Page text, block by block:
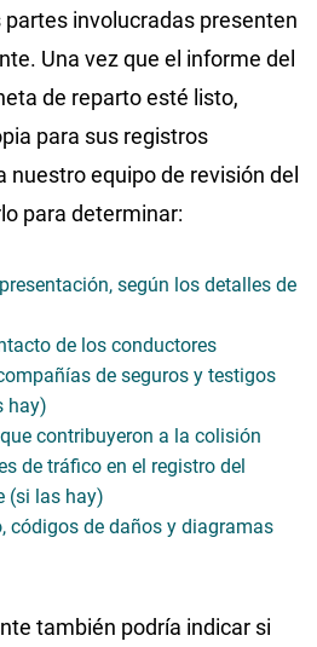
involucradas presenten
Una vez que el informe del
de reparto esté listo,
para sus registros
nuestro equipo de revisión del
para determinar:
según los detalles de
de los conductores
de seguros y testigos
hay)
contribuyeron a la colisión
de tráfico en el registro del
(si las hay)
códigos de daños y diagramas
también podría indicar si